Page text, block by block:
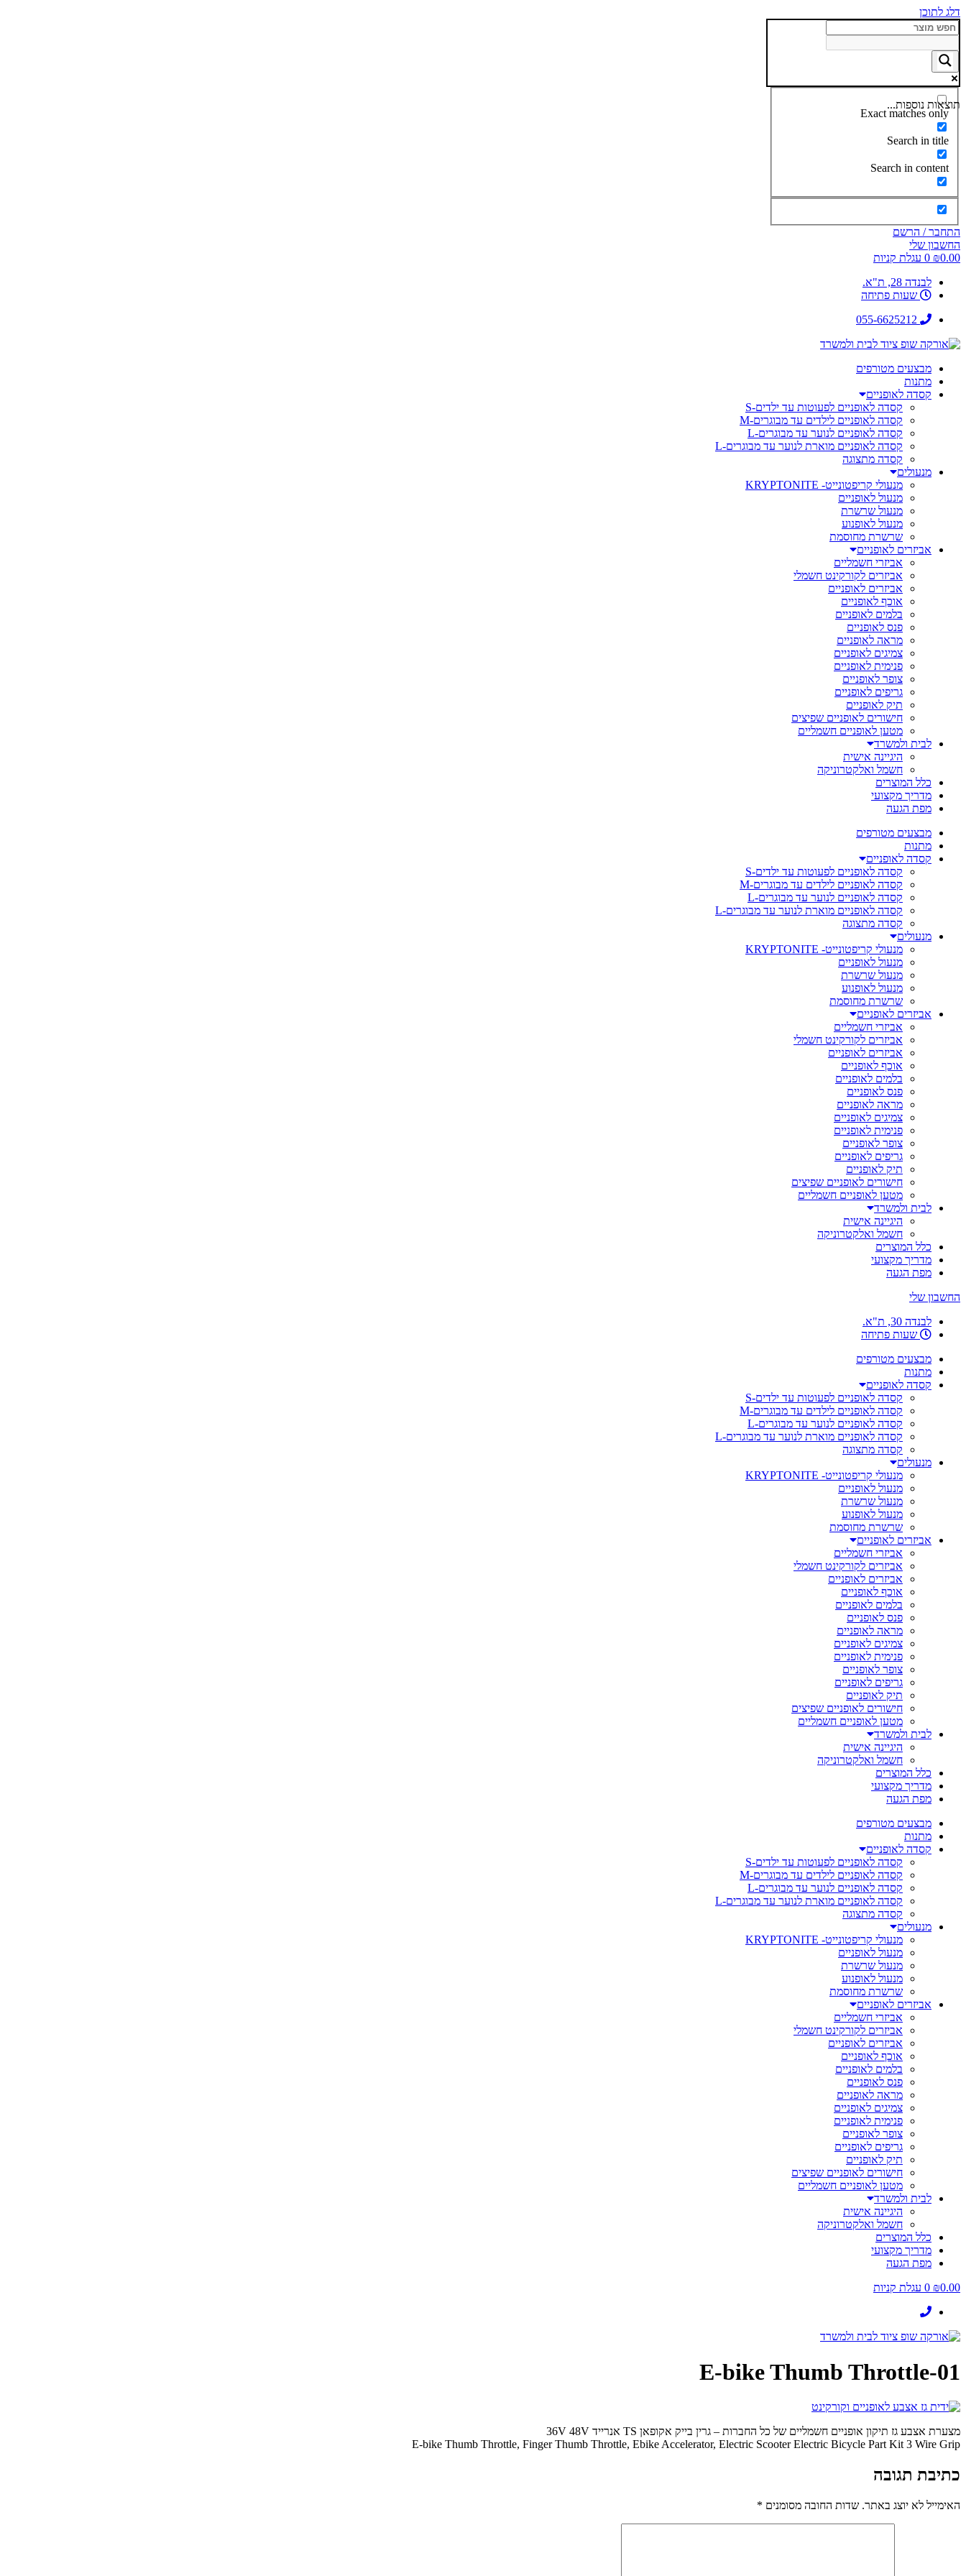
דלג לתוכן
תוצאות נוספות...
Exact matches only
Search in title
Search in content
התחבר / הרשם
החשבון שלי
₪0.00
0 עגלת קניות
לבנדה 28, ת"א.
שעות פתיחה
055-6625212
מבצעים מטורפים
מתנות
קסדה לאופניים
קסדה לאופניים לפעוטות עד ילדים-S
קסדה לאופניים לילדים עד מבוגרים-M
קסדה לאופניים לנוער עד מבוגרים-L
קסדה לאופניים מוארת לנוער עד מבוגרים-L
קסדה מתצוגה
מנעולים
מנעולי קריפטונייט- KRYPTONITE
מנעול לאופניים
מנעול שרשרת
מנעול לאופנוע
שרשרת מחוסמת
אביזרים לאופניים
אביזרי חשמליים
אביזרים לקורקינט חשמלי
אביזרים לאופניים
אוכף לאופניים
בלמים לאופניים
פנס לאופניים
מראה לאופניים
צמיגים לאופניים
פנימית לאופניים
צופר לאופניים
גריפים לאופניים
תיק לאופניים
חישורים לאופניים שפיצים
מטען לאופניים חשמליים
לבית ולמשרד
היגיינה אישית
חשמל ואלקטרוניקה
כלל המוצרים
מדריך מקצועי
מפת הגעה
מבצעים מטורפים
מתנות
קסדה לאופניים
קסדה לאופניים לפעוטות עד ילדים-S
קסדה לאופניים לילדים עד מבוגרים-M
קסדה לאופניים לנוער עד מבוגרים-L
קסדה לאופניים מוארת לנוער עד מבוגרים-L
קסדה מתצוגה
מנעולים
מנעולי קריפטונייט- KRYPTONITE
מנעול לאופניים
מנעול שרשרת
מנעול לאופנוע
שרשרת מחוסמת
אביזרים לאופניים
אביזרי חשמליים
אביזרים לקורקינט חשמלי
אביזרים לאופניים
אוכף לאופניים
בלמים לאופניים
פנס לאופניים
מראה לאופניים
צמיגים לאופניים
פנימית לאופניים
צופר לאופניים
גריפים לאופניים
תיק לאופניים
חישורים לאופניים שפיצים
מטען לאופניים חשמליים
לבית ולמשרד
היגיינה אישית
חשמל ואלקטרוניקה
כלל המוצרים
מדריך מקצועי
מפת הגעה
החשבון שלי
לבנדה 30, ת"א.
שעות פתיחה
מבצעים מטורפים
מתנות
קסדה לאופניים
קסדה לאופניים לפעוטות עד ילדים-S
קסדה לאופניים לילדים עד מבוגרים-M
קסדה לאופניים לנוער עד מבוגרים-L
קסדה לאופניים מוארת לנוער עד מבוגרים-L
קסדה מתצוגה
מנעולים
מנעולי קריפטונייט- KRYPTONITE
מנעול לאופניים
מנעול שרשרת
מנעול לאופנוע
שרשרת מחוסמת
אביזרים לאופניים
אביזרי חשמליים
אביזרים לקורקינט חשמלי
אביזרים לאופניים
אוכף לאופניים
בלמים לאופניים
פנס לאופניים
מראה לאופניים
צמיגים לאופניים
פנימית לאופניים
צופר לאופניים
גריפים לאופניים
תיק לאופניים
חישורים לאופניים שפיצים
מטען לאופניים חשמליים
לבית ולמשרד
היגיינה אישית
חשמל ואלקטרוניקה
כלל המוצרים
מדריך מקצועי
מפת הגעה
מבצעים מטורפים
מתנות
קסדה לאופניים
קסדה לאופניים לפעוטות עד ילדים-S
קסדה לאופניים לילדים עד מבוגרים-M
קסדה לאופניים לנוער עד מבוגרים-L
קסדה לאופניים מוארת לנוער עד מבוגרים-L
קסדה מתצוגה
מנעולים
מנעולי קריפטונייט- KRYPTONITE
מנעול לאופניים
מנעול שרשרת
מנעול לאופנוע
שרשרת מחוסמת
אביזרים לאופניים
אביזרי חשמליים
אביזרים לקורקינט חשמלי
אביזרים לאופניים
אוכף לאופניים
בלמים לאופניים
פנס לאופניים
מראה לאופניים
צמיגים לאופניים
פנימית לאופניים
צופר לאופניים
גריפים לאופניים
תיק לאופניים
חישורים לאופניים שפיצים
מטען לאופניים חשמליים
לבית ולמשרד
היגיינה אישית
חשמל ואלקטרוניקה
כלל המוצרים
מדריך מקצועי
מפת הגעה
₪0.00
0 עגלת קניות
E-bike Thumb Throttle-01
מצערת אצבע גז תיקון אופניים חשמליים של כל החברות – גרין בייק אקופאן TS אנרייד 36V 48V
E-bike Thumb Throttle, Finger Thumb Throttle, Ebike Accelerator, Electric Scooter Electric Bicycle Part Kit 3 Wire Grip
כתיבת תגובה
האימייל לא יוצג באתר. שדות החובה מסומנים *